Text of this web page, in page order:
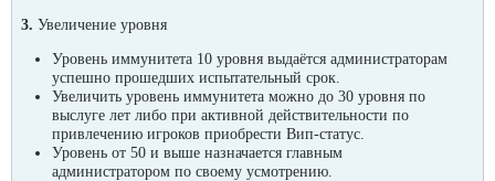
3. Увеличение уровня
Уровень иммунитета 10 уровня выдаётся администраторам
успешно прошедших испытательный срок.
Увеличить уровень иммунитета можно до 30 уровня по
выслуге лет либо при активной действительности по
привлечению игроков приобрести Вип-статус.
Уровень от 50 и выше назначается главным
администратором по своему усмотрению.